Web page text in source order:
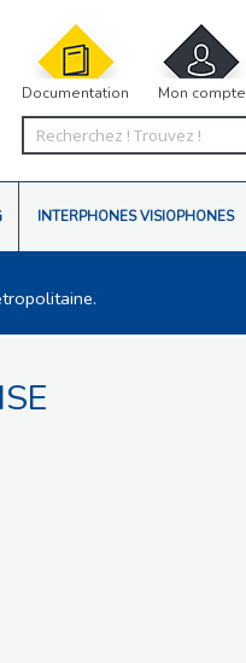
Documentation Mon compte
INTERPHONES VISIOPHONES